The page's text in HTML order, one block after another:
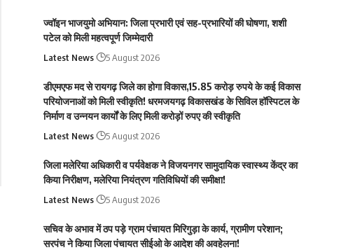
ज्वॉइन भाजयुमो अभियान: जिला प्रभारी एवं सह-प्रभारियों की घोषणा, शशी
पटेल को मिली महत्वपूर्ण जिम्मेदारी
Latest News 5 August 2026
डीएमएफ मद से रायगढ़ जिले का होगा विकास,15.85 करोड़ रुपये के कई विकास
परियोजनाओं को मिली स्वीकृति! धरमजयगढ़ विकासखंड के सिविल हॉस्पिटल के
निर्माण व उन्नयन कार्यों के लिए मिली करोड़ों रुपए की स्वीकृति
Latest News 5 August 2026
जिला मलेरिया अधिकारी व पर्यवेक्षक ने विजयनगर सामुदायिक स्वास्थ्य केंद्र का
किया निरीक्षण, मलेरिया नियंत्रण गतिविधियों की समीक्षा!
Latest News 5 August 2026
सचिव के अभाव में ठप पड़े ग्राम पंचायत मिरिगुड़ा के कार्य, ग्रामीण परेशान;
सरपंच ने किया जिला पंचायत सीईओ के आदेश की अवहेलना!